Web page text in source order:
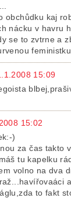
obchůdku kaj
nácku v havru
se to zvtrne a
15:09
15:02
)
za čas takto
tu kapelku
volno na dva
to fakt